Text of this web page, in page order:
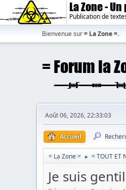
La Zone -
Publication de
Bienvenue sur= La Zone =.
Août 06, 2026, 22:33:03
Accueil
= La Zone = ► = TOUT ET
Je suis gentil